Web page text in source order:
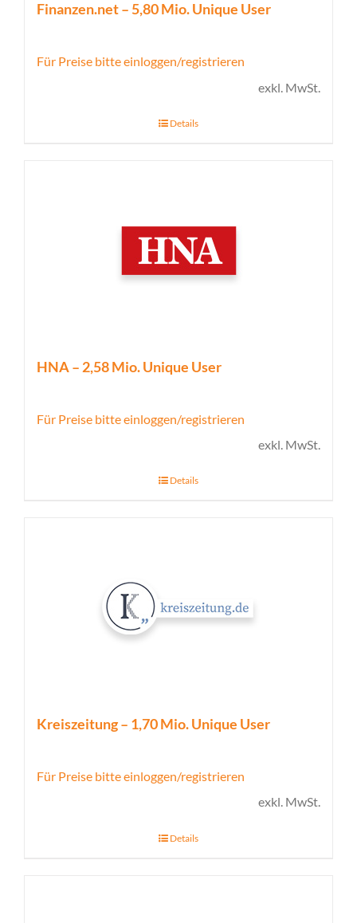
Finanzen.net – 5,80 Mio. Unique User
Für Preise bitte einloggen/registrieren
exkl. MwSt.
Details
HNA – 2,58 Mio. Unique User
Für Preise bitte einloggen/registrieren
exkl. MwSt.
Details
Kreiszeitung – 1,70 Mio. Unique User
Für Preise bitte einloggen/registrieren
exkl. MwSt.
Details